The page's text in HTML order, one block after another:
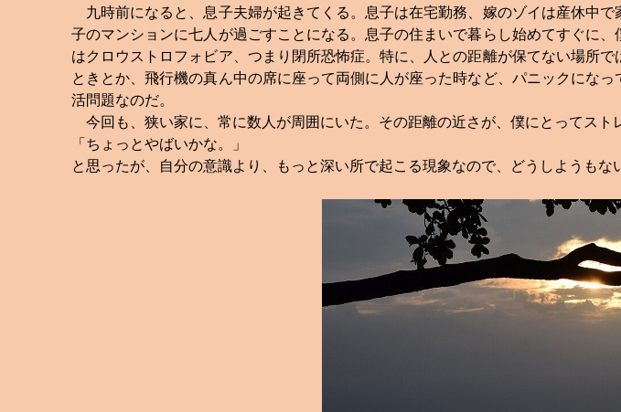
九時前になると、息子夫婦が起きてくる。息子は在宅勤務、嫁のゾイは産休中
子のマンションに七人が過ごすことになる。息子の住まいで暮らし始めてすぐに
はクロウストロフォビア、つまり閉所恐怖症。特に、人との距離が保てない場所
ときとか、飛行機の真ん中の席に座って両側に人が座った時など、パニックにな
活問題なのだ。
今回も、狭い家に、常に数人が周囲にいた。その距離の近さが、僕にとってス
「ちょっとやばいかな。」
と思ったが、自分の意識より、もっと深い所で起こる現象なので、どうしようもな